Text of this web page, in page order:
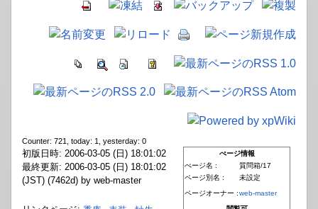
ぺージ情報
ぺージ名 :
質問箱/17
ページ別名 :
未設定
ページオーナー :web-master
Counter: 721, today: 1, yesterday: 0
初版日時: 2006-03-05 (日) 18:01:02
最終更新: 2006-03-05 (日) 18:01:02
(JST) (7462d) by web-master